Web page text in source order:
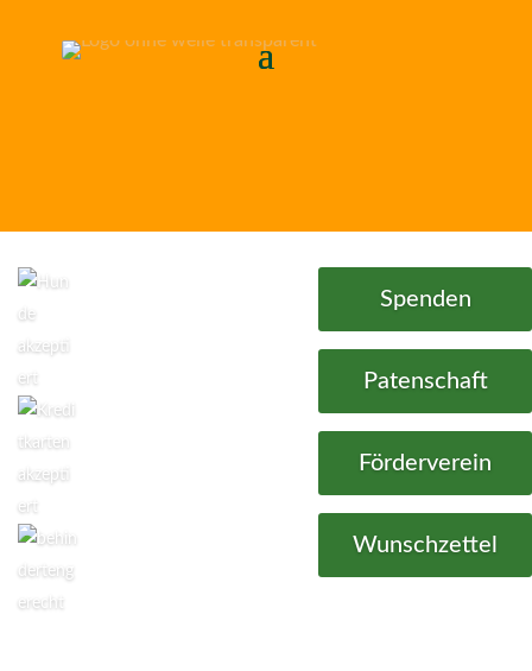
Spenden
Patenschaft
Förderverein
Wunschzettel